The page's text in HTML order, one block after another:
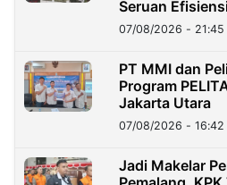
Seruan
07/08/2026 - 21:45
PT MMI dan
Program
Jakarta Utara
07/08/2026 - 16:42
Jadi Makelar